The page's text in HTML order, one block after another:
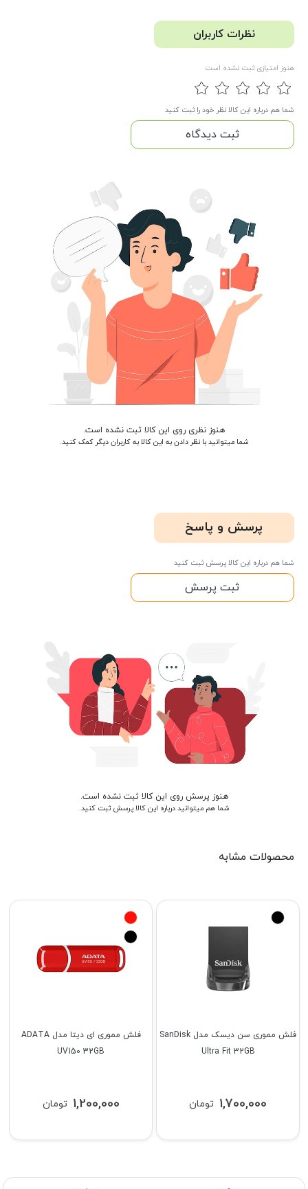
نظرات کاربران
هنوز امتیازی ثبت نشده است
شما هم درباره این کالا نظر خود را ثبت کنید
ثبت دیدگاه
هنوز نظری روی این کالا ثبت نشده است.
شما میتوانید با نظر دادن به این کالا به کاربران دیگر کمک کنید.
پرسش و پاسخ
شما هم درباره این کالا پرسش ثبت کنید
ثبت پرسش
هنوز پرسش روی این کالا ثبت نشده است.
شما هم میتوانید درباره این کالا پرسش ثبت کنید.
محصولات مشابه
فلش مموری ای دیتا مدل ADATA
UV150 32GB
تومان 1,200,000
فلش مموری سن دیسک مدل SanDisk
Ultra Fit 32GB
تومان 1,700,000